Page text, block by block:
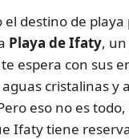
el destino de playa
Playa de Ifaty,
espera con sus
cristalinas y
eso no es
Ifaty tiene